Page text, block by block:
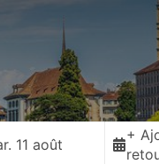
11 août
+